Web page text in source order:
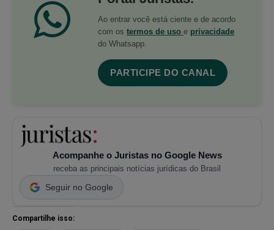
Ao entrar você está ciente e de acordo
com os termos de uso e privacidade
do Whatsapp.
PARTICIPE DO CANAL
Acompanhe o Juristas no Google News
receba as principais notícias jurídicas do Brasil
Seguir no Google
Compartilhe isso: